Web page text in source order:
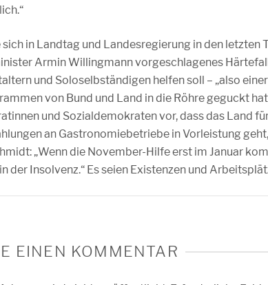
sich in Landtag und Landesregierung in den letzten
Armin Willingmann vorgeschlagenes
und Soloselbständigen helfen soll – „also
von Bund und Land in die Röhre geguckt
und Sozialdemokraten vor, dass das Land
an Gastronomiebetriebe in Vorleistung
„Wenn die November-Hilfe erst im Januar
der Insolvenz.“ Es seien Existenzen und
EINEN KOMMENTAR